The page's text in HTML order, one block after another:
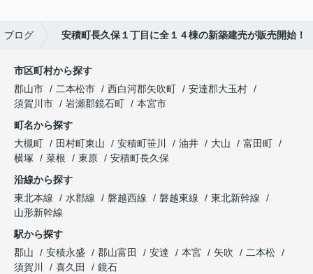
ブログ 安積町長久保１丁目に全１４棟の新築建売が販売開始！
市区町村から探す
郡山市
二本松市 西白河郡矢吹町
安達郡大玉村
須賀川市
岩瀬郡鏡石町
本宮市
町名から探す
大槻町
田村町東山 安積町笹川 油井 大山
富田町
横塚
菜根 東原
安積町長久保
沿線から探す
東北本線
水郡線 磐越西線 磐越東線
東北新幹線
山形新幹線
駅から探す
郡山
安積永盛 郡山富田 安達 本宮 矢吹
二本松
須賀川
喜久田 鏡石